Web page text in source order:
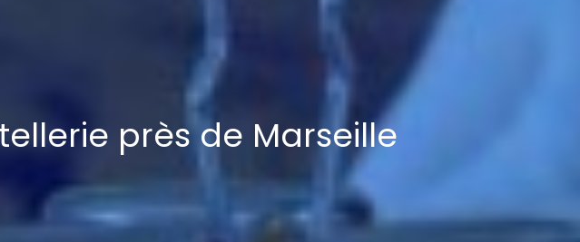
près de Marseille